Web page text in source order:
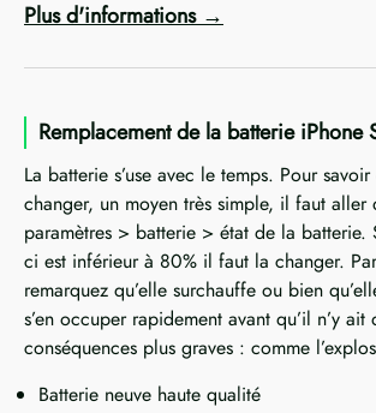
Plus d'informations
Remplacement de la batterie iPhone
La batterie s’use avec le temps. Pour
changer, un moyen très simple, il faut aller
paramètres > batterie > état de la batterie.
ci est inférieur à 80% il faut la changer.
remarquez qu’elle surchauffe ou bien
s’en occuper rapidement avant qu’il n’y ait
conséquences plus graves : comme
Batterie neuve haute qualité